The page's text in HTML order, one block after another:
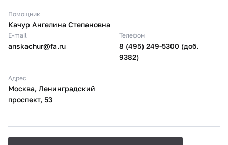
Помощник
Качур Ангелина Степановна
E-mail
anskachur@fa.ru
Телефон
8 (495) 249-5300 (доб.
9382)
Адрес
Москва, Ленинградский
проспект, 53